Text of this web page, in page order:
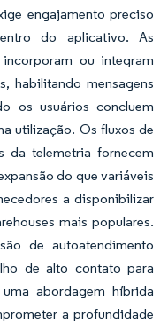
engajamento preciso
do aplicativo. As
ou integram
habilitando mensagens
os usuários concluem
utilização. Os fluxos de
da telemetria fornecem
do que variáveis
a disponibilizar
mais populares.
de autoatendimento
de alto contato para
abordagem híbrida
a profundidade